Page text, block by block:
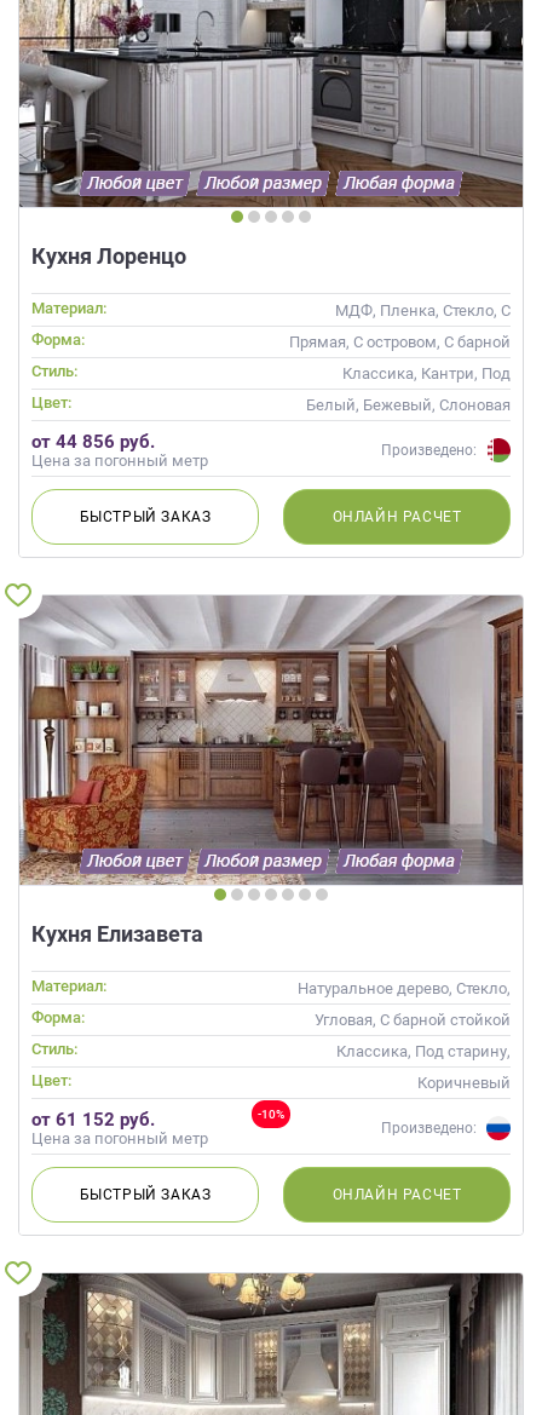
Кухня Лоренцо
Материал:
МДФ, Пленка, Стекло, С
патиной
Форма:
Прямая, С островом, С барной
стойкой
Стиль:
Классика, Кантри, Под
старину, Прованс
Цвет:
Белый, Бежевый, Слоновая
кость, Кремовый
от 44 856 руб.
Цена за погонный метр
Произведено:
БЫСТРЫЙЗАКАЗ ОНЛАЙН РАСЧЕТ
Кухня Елизавета
Материал:
Натуральное дерево, Стекло,
Массив, С патиной
Форма:
Угловая, С барной стойкой
Стиль:
Классика, Под старину,
Прованс
Цвет: Коричневый
-10%
от 61 152 руб.
Цена за погонный метр
Произведено:
БЫСТРЫЙЗАКАЗ ОНЛАЙН РАСЧЕТ